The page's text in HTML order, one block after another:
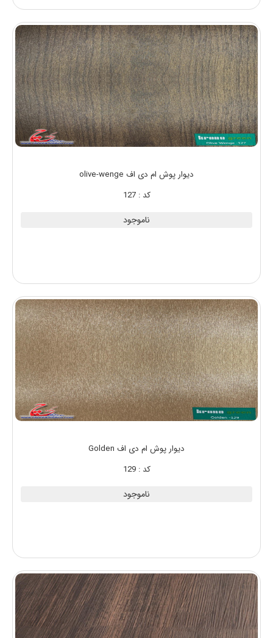
دیوار پوش ام دی اف olive-wenge
کد : 127
ناموجود
دیوار پوش ام دی اف Golden
کد : 129
ناموجود